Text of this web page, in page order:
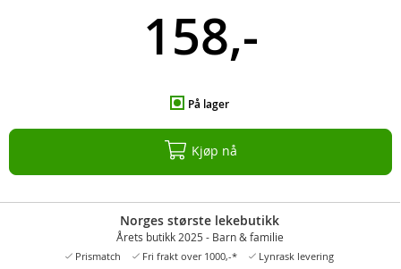
158,-
På lager
Kjøp nå
Norges største lekebutikk
Årets butikk 2025 - Barn & familie
Prismatch Fri frakt over 1000,-* Lynrask levering